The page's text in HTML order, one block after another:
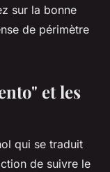
sur la bonne
de périmètre
et les
qui se traduit
de suivre le